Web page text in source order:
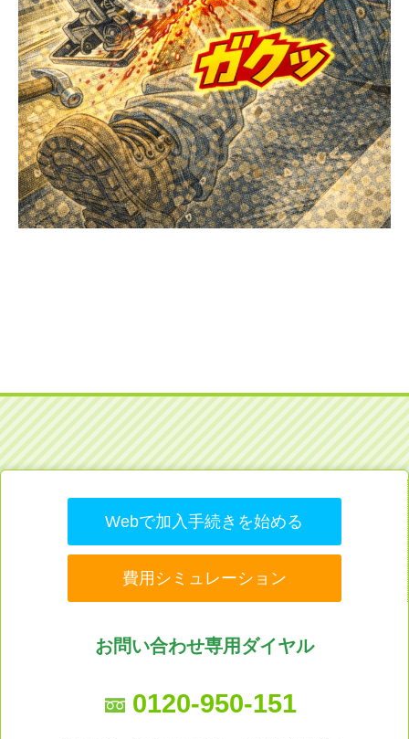
Webで加入手続きを始める
費用シミュレーション
お問い合わせ専用ダイヤル
0120-950-151